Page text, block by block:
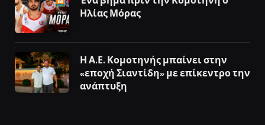
Ηλίας Μόρας
Η Α.Ε. Κομοτηνής μπαίνει στην
«εποχή Σιαντίδη» με επίκεντρο την
ανάπτυξη